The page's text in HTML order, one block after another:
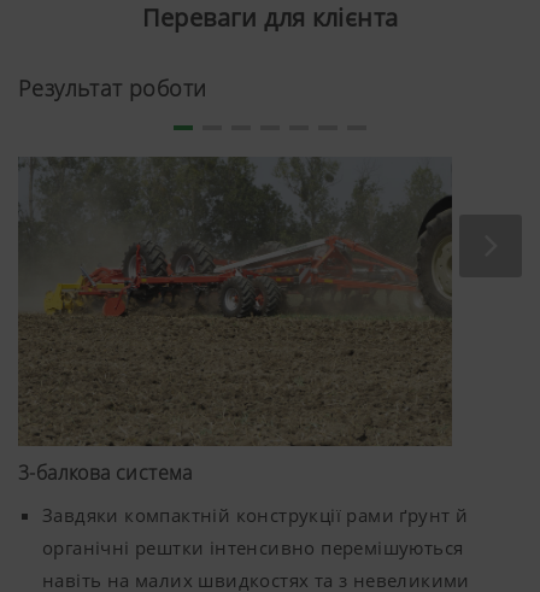
Переваги для клієнта
Результат роботи
3-балкова система
Завдяки компактній конструкції рами ґрунт й
органічні рештки інтенсивно перемішуються
навіть на малих швидкостях та з невеликими